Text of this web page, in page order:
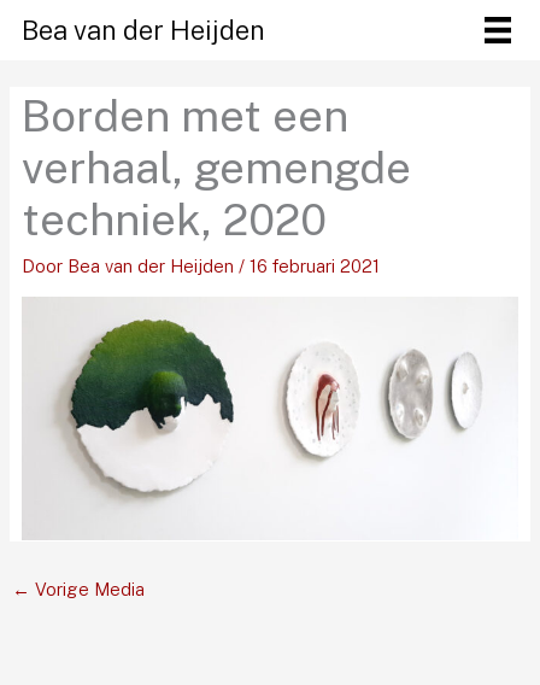
naar
inhoud
Bea van der Heijden
Borden met een
verhaal, gemengde
techniek, 2020
Door Bea van der Heijden / 16 februari 2021
← Vorige Media